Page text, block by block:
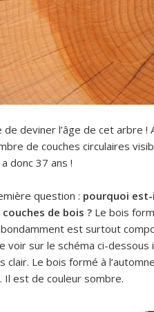
deviner l’âge de cet arbre !
de couches circulaires
donc 37 ans !
question : pourquoi
de bois ? Le bois
est surtout
voir sur le schéma ci-dessous
clair. Le bois formé à
Il est de couleur sombre.